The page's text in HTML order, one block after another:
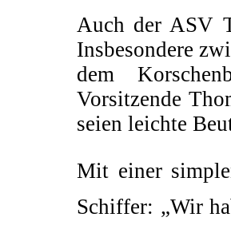
Auch der ASV
Insbesondere
dem
Vorsitzende
seien leichte
Mit einer
Schiffer: „Wir